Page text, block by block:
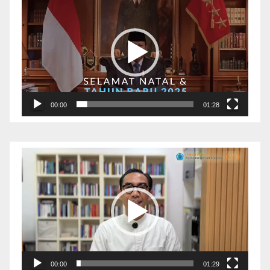
Video
00:00 01:28
Pemutar
Video
00:00 01:29